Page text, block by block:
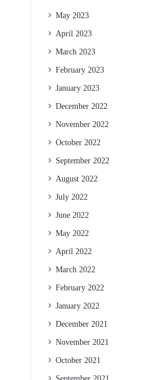
May 2023
April 2023
March 2023
February 2023
January 2023
December 2022
November 2022
October 2022
September 2022
August 2022
July 2022
June 2022
May 2022
April 2022
March 2022
February 2022
January 2022
December 2021
November 2021
October 2021